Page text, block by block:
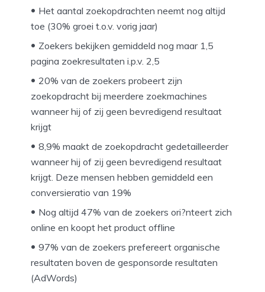
Het aantal zoekopdrachten neemt nog altijd
toe (30% groei t.o.v. vorig jaar)
Zoekers bekijken gemiddeld nog maar 1,5
pagina zoekresultaten i.p.v. 2,5
20% van de zoekers probeert zijn
zoekopdracht bij meerdere zoekmachines
wanneer hij of zij geen bevredigend resultaat
krijgt
8,9% maakt de zoekopdracht gedetailleerder
wanneer hij of zij geen bevredigend resultaat
krijgt. Deze mensen hebben gemiddeld een
conversieratio van 19%
Nog altijd 47% van de zoekers ori?nteert zich
online en koopt het product offline
97% van de zoekers prefereert organische
resultaten boven de gesponsorde resultaten
(AdWords)